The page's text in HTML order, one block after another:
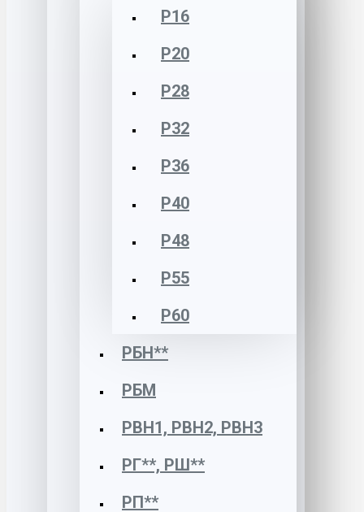
Р16
Р20
Р28
Р32
Р36
Р40
Р48
Р55
Р60
РБН**
РБМ
РВН1, РВН2, РВН3
РГ**, РШ**
РП**